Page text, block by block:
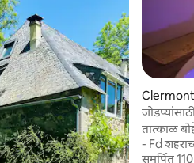
पार्टमेंट
तात्काळ
- Fd
समर्पित